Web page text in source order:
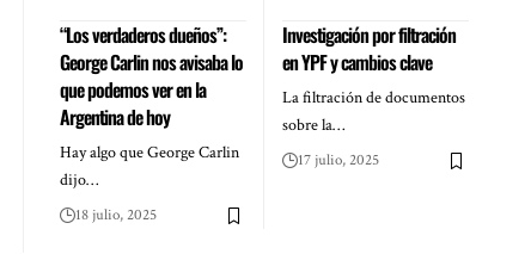
“Los verdaderos dueños”:
George Carlin nos avisaba lo
que podemos ver en la
Argentina de hoy
Hay algo que George Carlin
dijo…
18 julio, 2025
Investigación por filtración
en YPF y cambios clave
La filtración de documentos
sobre la…
17 julio, 2025